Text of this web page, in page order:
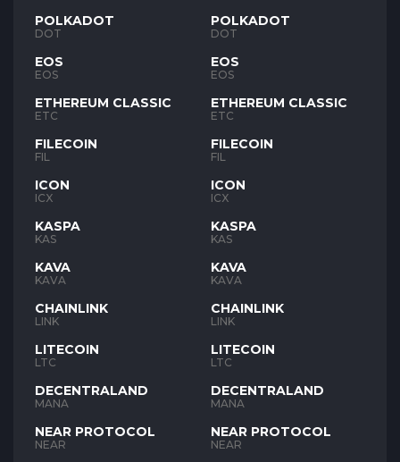
POLKADOT
DOT
EOS
EOS
ETHEREUM CLASSIC
ETC
FILECOIN
FIL
ICON
ICX
KASPA
KAS
KAVA
KAVA
CHAINLINK
LINK
LITECOIN
LTC
DECENTRALAND
MANA
NEAR PROTOCOL
NEAR
POLKADOT
DOT
EOS
EOS
ETHEREUM CLASSIC
ETC
FILECOIN
FIL
ICON
ICX
KASPA
KAS
KAVA
KAVA
CHAINLINK
LINK
LITECOIN
LTC
DECENTRALAND
MANA
NEAR PROTOCOL
NEAR